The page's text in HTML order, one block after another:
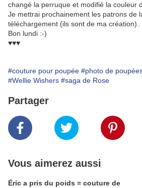
changé la perruque et modifié la couleur
Je mettrai prochainement les patrons de
téléchargement (ils sont de ma création).
Bon lundi :-)
♥♥♥
#couture pour poupée #photo de
#Wellie Wishers #saga de Rose
Partager
Vous aimerez aussi
Éric a pris du poids = couture de